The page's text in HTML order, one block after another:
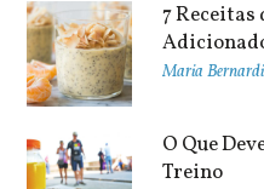
7 Receitas
Maria
O Que
Treino